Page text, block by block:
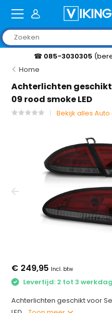
☎ 085-3030305
Home
Achterlichten geschikt
09 rood smoke LED
Bekijk alles
€ 249,95 Incl. btw
Levertijd: 2 tot 3
Achterlichten geschikt voor